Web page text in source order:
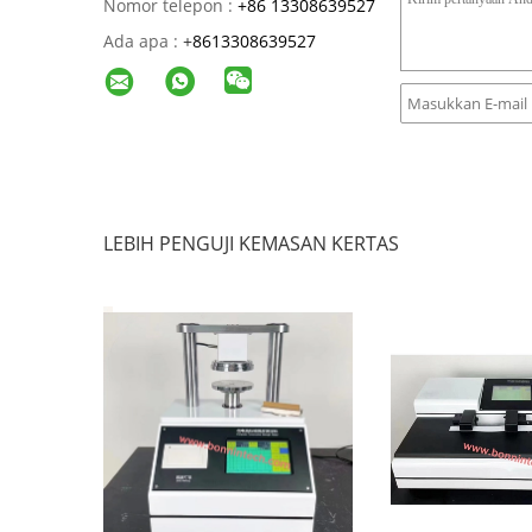
Nomor telepon : +86 13308639527
Ada apa : +8613308639527
LEBIH PENGUJI KEMASAN KERTAS